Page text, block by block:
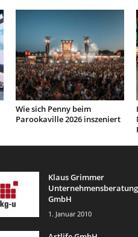
Wie sich Penny beim
Parookaville 2026 inszeniert
Klaus Grimmer
Unternehmensberatung
GmbH
1. Januar 2010